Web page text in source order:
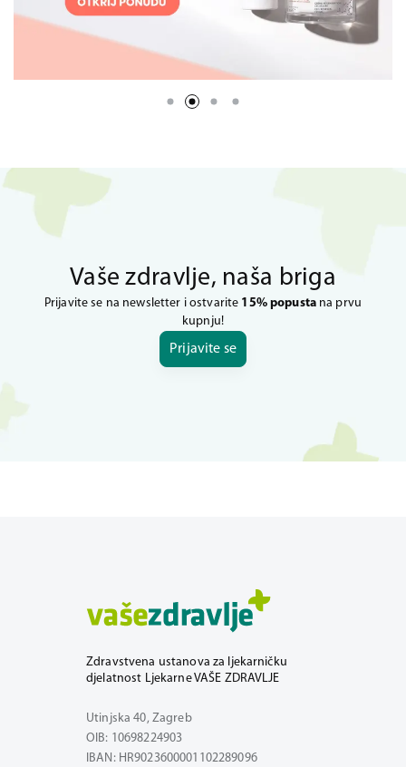
Vaše zdravlje, naša briga
Prijavite se na newsletter i ostvarite 15% popustana prvu
kupnju!
Prijavite se
Zdravstvena ustanova za ljekarničku
djelatnost Ljekarne VAŠE ZDRAVLJE
Utinjska 40, Zagreb
OIB: 10698224903
IBAN: HR9023600001102289096